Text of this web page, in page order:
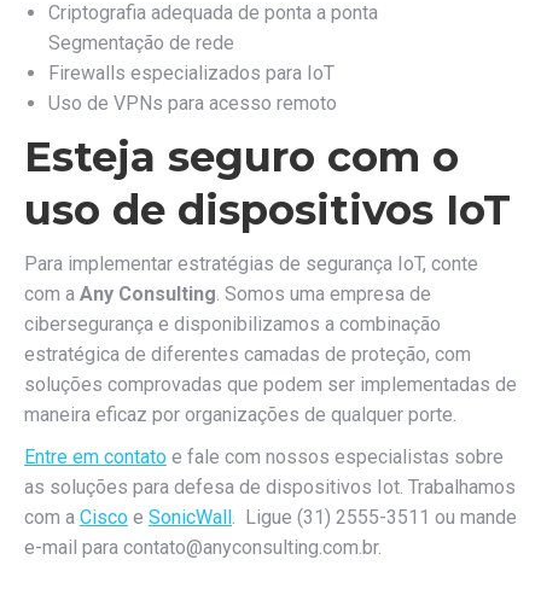
Criptografia adequada de ponta a ponta
Segmentação de rede
Firewalls especializados para IoT
Uso de VPNs para acesso remoto
Esteja seguro com o
uso de dispositivos IoT
Para implementar estratégias de segurança IoT, conte
com a Any Consulting. Somos uma empresa de
cibersegurança e disponibilizamos a combinação
estratégica de diferentes camadas de proteção, com
soluções comprovadas que podem ser implementadas de
maneira eficaz por organizações de qualquer porte.
Entre em contato e fale com nossos especialistas sobre
as soluções para defesa de dispositivos Iot. Trabalhamos
com a Cisco e SonicWall. Ligue (31) 2555-3511 ou mande
e-mail para contato@anyconsulting.com.br.